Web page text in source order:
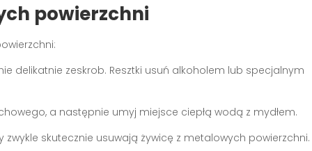
powierzchni
delikatnie zeskrob. Resztki usuń alkoholem lub specjalnym
a następnie umyj miejsce ciepłą wodą z mydłem.
skutecznie usuwają żywicę z metalowych powierzchni.